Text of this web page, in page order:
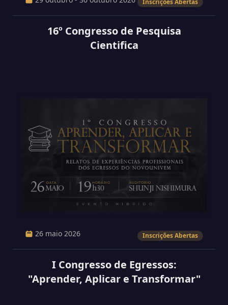
Inscrições Abertas
16º Congresso de Pesquisa
Cientifica
26 maio 2026 Inscrições Abertas
I Congresso de Egressos:
"Aprender, Aplicar e Transformar"